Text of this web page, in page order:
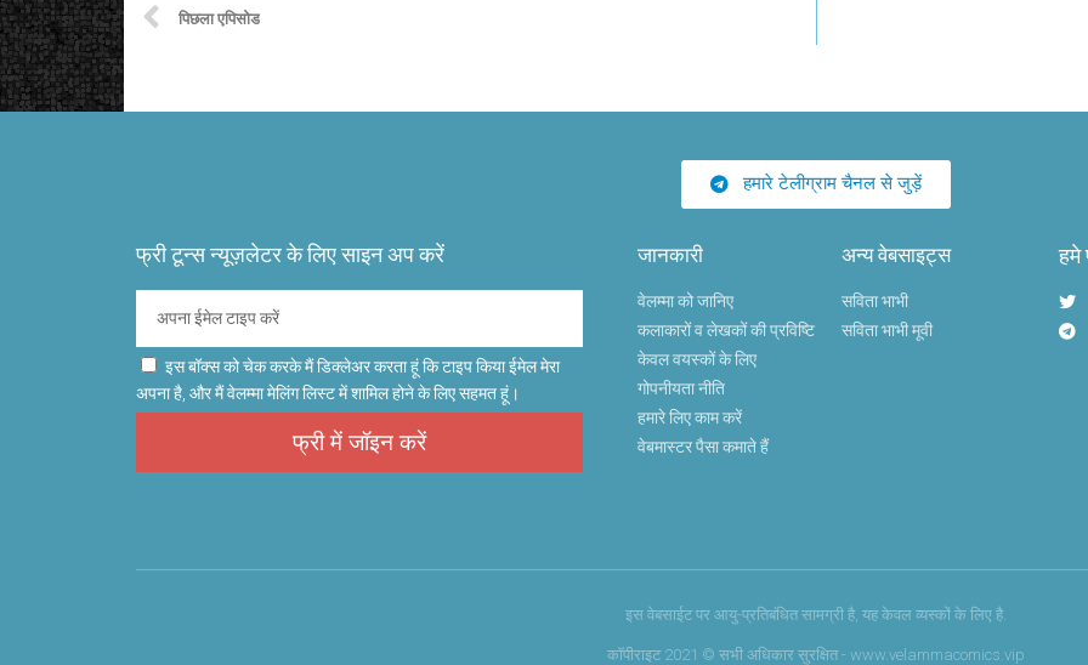
पिछला एपिसोड
हमारे टेलीग्राम चैनल से जुड़ें
फ्री टून्स न्यूज़लेटर के लिए साइन अप करें
इस बॉक्स को चेक करके मैं डिक्लेअर करता हूं कि टाइप किया ईमेल मेरा
अपना है, और मैं वेलम्मा मेलिंग लिस्ट में शामिल होने के लिए सहमत हूं।
फ्री में जॉइन करें
जानकारी
वेलम्मा को जानिए
कलाकारों व लेखकों की प्रविष्टि
केवल वयस्कों के लिए
गोपनीयता नीति
हमारे लिए काम करें
वेबमास्टर पैसा कमाते हैं
अन्य वेबसाइट्स
सविता भाभी
सविता भाभी मूवी
हमे
इस वेबसाईट पर आयु-प्रतिबंधित सामग्री है, यह केवल व्यस्कों के लिए है.
कॉपीराइट 2021 © सभी अधिकार सुरक्षित - www.velammacomics.vip